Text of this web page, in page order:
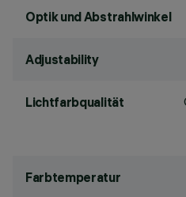
Optik und Abstrahlwinkel
Adjustability
Lichtfarbqualität
Farbtemperatur